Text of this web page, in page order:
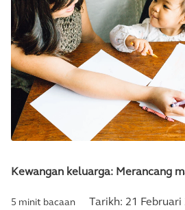
Kewangan keluarga: Merancang
5 minit bacaan Tarikh: 21 Februari